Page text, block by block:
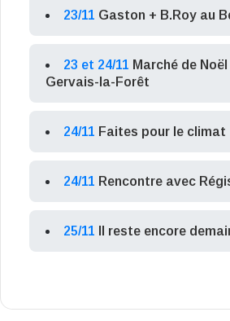
23/11 Gaston + B.Roy au
23 et 24/11 Marché de
Gervais-la-Forêt
24/11 Faites pour le climat
24/11 Rencontre avec
25/11 Il reste encore